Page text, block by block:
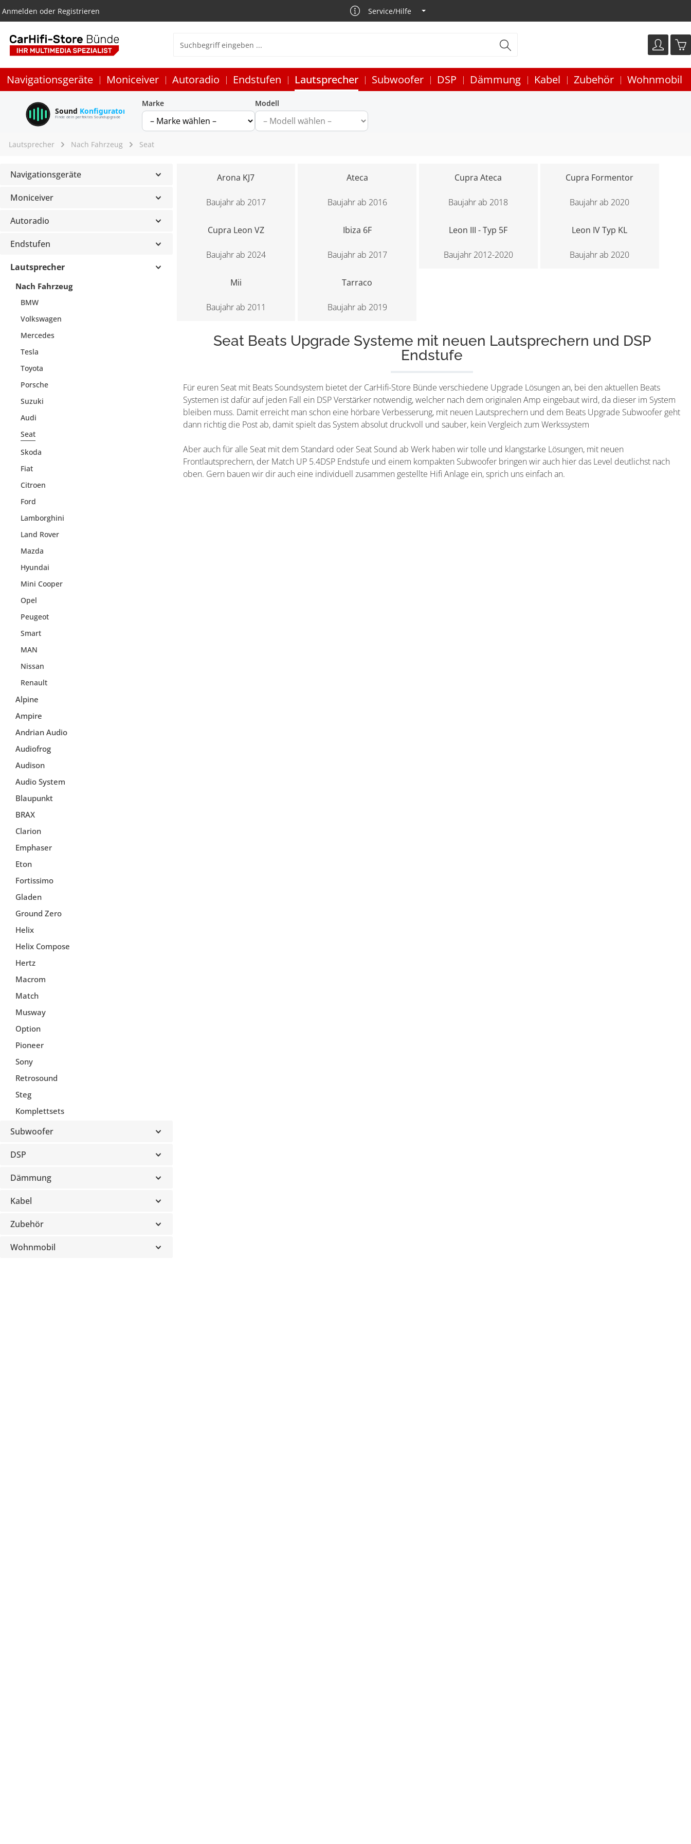
Anmelden oder Registrieren Service/Hilfe
Navigationsgeräte Moniceiver Autoradio Endstufen Lautsprecher Subwoofer DSP Dämmung Kabel Zubehör Wohnmobil
Sound Konfigurator
Finde dein perfektes Soundupgrade
Marke Modell
Lautsprecher Nach Fahrzeug Seat
Navigationsgeräte
Moniceiver
Autoradio
Endstufen
Lautsprecher
Nach Fahrzeug
BMW
Volkswagen
Mercedes
Tesla
Toyota
Porsche
Suzuki
Audi
Seat
Skoda
Fiat
Citroen
Ford
Lamborghini
Land Rover
Mazda
Hyundai
Mini Cooper
Opel
Peugeot
Smart
MAN
Nissan
Renault
Alpine
Ampire
Andrian Audio
Audiofrog
Audison
Audio System
Blaupunkt
BRAX
Clarion
Emphaser
Eton
Fortissimo
Gladen
Ground Zero
Helix
Helix Compose
Hertz
Macrom
Match
Musway
Option
Pioneer
Sony
Retrosound
Steg
Komplettsets
Subwoofer
DSP
Dämmung
Kabel
Zubehör
Wohnmobil
Arona KJ7
Baujahr ab 2017
Ateca
Baujahr ab 2016
Cupra Ateca
Baujahr ab 2018
Cupra Formentor
Baujahr ab 2020
Cupra Leon VZ
Baujahr ab 2024
Ibiza 6F
Baujahr ab 2017
Leon III - Typ 5F
Baujahr 2012-2020
Leon IV Typ KL
Baujahr ab 2020
Mii
Baujahr ab 2011
Tarraco
Baujahr ab 2019
Seat Beats Upgrade Systeme mit neuen Lautsprechern und DSP
Endstufe
Für euren Seat mit Beats Soundsystem bietet der CarHifi-Store Bünde verschiedene Upgrade Lösungen an, bei den aktuellen Beats
Systemen ist dafür auf jeden Fall ein DSP Verstärker notwendig, welcher nach dem originalen Amp eingebaut wird, da dieser im System
bleiben muss. Damit erreicht man schon eine hörbare Verbesserung, mit neuen Lautsprechern und dem Beats Upgrade Subwoofer geht
dann richtig die Post ab, damit spielt das System absolut druckvoll und sauber, kein Vergleich zum Werkssystem
Aber auch für alle Seat mit dem Standard oder Seat Sound ab Werk haben wir tolle und klangstarke Lösungen, mit neuen
Frontlautsprechern, der Match UP 5.4DSP Endstufe und einem kompakten Subwoofer bringen wir auch hier das Level deutlichst nach
oben. Gern bauen wir dir auch eine individuell zusammen gestellte Hifi Anlage ein, sprich uns einfach an.